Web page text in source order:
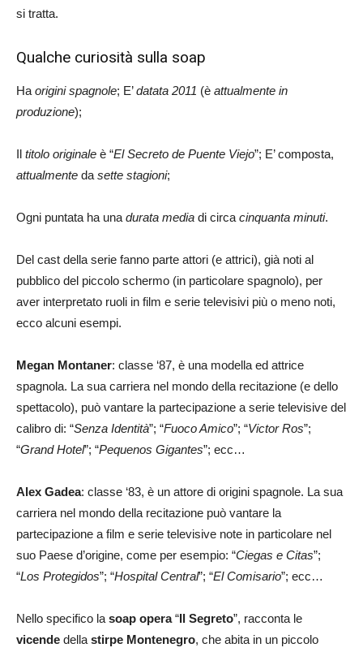
si tratta.
Qualche curiosità sulla soap
Ha origini spagnole; E’datata 2011 (è attualmente in
produzione);
Il titolo originale è “El Secreto de Puente Viejo”; E’ composta,
attualmente da sette stagioni;
Ogni puntata ha una durata media di circa cinquanta minuti.
Del cast della serie fanno parte attori (e attrici), già noti al
pubblico del piccolo schermo (in particolare spagnolo), per
aver interpretato ruoli in film e serie televisivi più o meno noti,
ecco alcuni esempi.
Megan Montaner: classe ‘87, è una modella ed attrice
spagnola. La sua carriera nel mondo della recitazione (e dello
spettacolo), può vantare la partecipazione a serie televisive del
calibro di: “Senza Identità”; “Fuoco Amico”; “Victor Ros”;
“Grand Hotel”; “Pequenos Gigantes”; ecc…
Alex Gadea: classe ‘83, è un attore di origini spagnole. La sua
carriera nel mondo della recitazione può vantare la
partecipazione a film e serie televisive note in particolare nel
suo Paese d’origine, come per esempio: “Ciegas e Citas”;
“Los Protegidos”; “Hospital Central”; “El Comisario”; ecc…
Nello specifico la soap opera“Il Segreto”, racconta le
vicende della stirpe Montenegro, che abita in un piccolo